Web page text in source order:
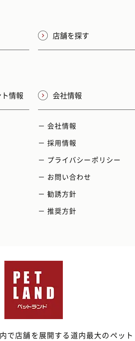
店舗を探す
情報 会社情報
－ 会社情報
－ 採用情報
－ プライバシーポリシー
－ お問い合わせ
－ 勧誘方針
－ 推奨方針
で店舗を展開する道内最大のペット